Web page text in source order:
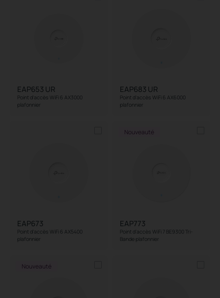
EAP653 UR
Point d'accès WiFi 6 AX3000
plafonnier
EAP683 UR
Point d'accès WiFi 6 AX6000
plafonnier
EAP673
Point d'accès WiFi 6 AX5400
plafonnier
Nouveauté
EAP773
Point d'accès WiFi 7 BE9300 Tri-
Bande plafonnier
Nouveauté